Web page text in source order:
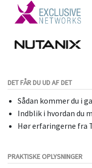
DET FÅR DU UD AF DET
Sådan kommer du i
Indblik i hvordan du
Hør erfaringerne fra
PRAKTISKE OPLYSNINGER